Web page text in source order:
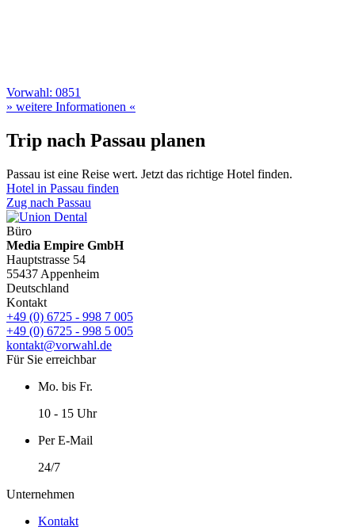
Vorwahl: 0851
» weitere Informationen «
Trip nach Passau planen
Passau ist eine Reise wert. Jetzt das richtige Hotel finden.
Hotel in Passau finden
Zug nach Passau
Büro
Media Empire GmbH
Hauptstrasse 54
55437 Appenheim
Deutschland
Kontakt
+49 (0) 6725 - 998 7 005
+49 (0) 6725 - 998 5 005
kontakt@vorwahl.de
Für Sie erreichbar
Mo. bis Fr.
10 - 15 Uhr
Per E-Mail
24/7
Unternehmen
Kontakt